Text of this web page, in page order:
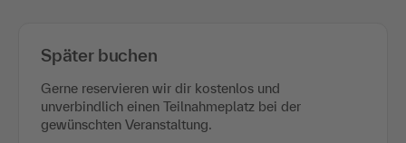
Später buchen
Gerne reservieren wir dir kostenlos und
unverbindlich einen Teilnahmeplatz bei der
gewünschten Veranstaltung.